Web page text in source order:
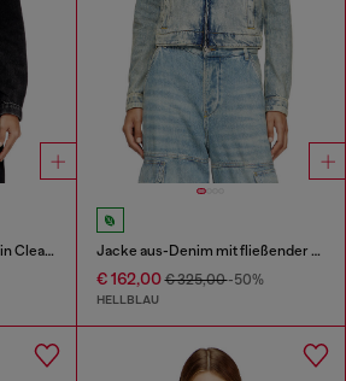
Motorradjacke aus Denim in Clean-Wash-Denim Jacke aus-Denim mit fließender Struktur im Schmutz-Effekt
€ 162,00€ 325,00-50%
HELLBLAU